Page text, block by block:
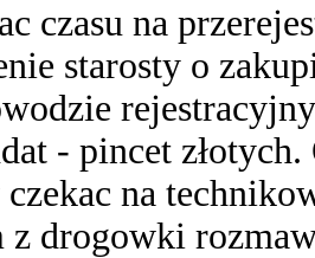
czasu na
starosty o
- pincet
na
z drogowki